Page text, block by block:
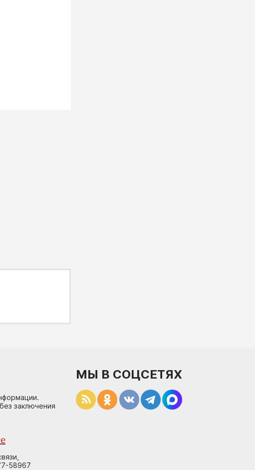
заключения
58967
МЫ В СОЦСЕТЯХ